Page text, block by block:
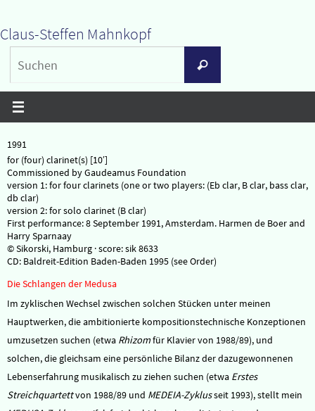
Inhalt
springen
Claus-Steffen Mahnkopf
Suchen
1991
for (four) clarinet(s) [10′]
Commissioned by Gaudeamus Foundation
version 1: for four clarinets (one or two players: (Eb clar, B clar, bass clar,
db clar)
version 2: for solo clarinet (B clar)
First performance: 8 September 1991, Amsterdam. Harmen de Boer and
Harry Sparnaay
© Sikorski, Hamburg · score: sik 8633
CD: Baldreit-Edition Baden-Baden 1995 (see Order)
Die Schlangen der Medusa
Im zyklischen Wechsel zwischen solchen Stücken unter meinen
Hauptwerken, die ambitionierte kompositionstechnische Konzeptionen
umzusetzen suchen (etwa Rhizomfür Klavier von 1988/89), und
solchen, die gleichsam eine persönliche Bilanz der dazugewonnenen
Lebenserfahrung musikalisch zu ziehen suchen (etwa Erstes
Streichquartettvon 1988/89 und MEDEIA-Zyklusseit 1993), stellt mein